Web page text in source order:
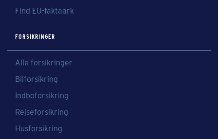
Find EU-faktaark
FORSIKRINGER
Alle forsikringer
Bilforsikring
Indboforsikring
Rejseforsikring
Husforsikring